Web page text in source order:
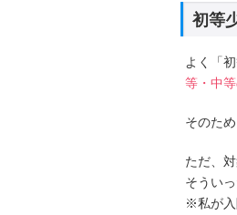
初等
よく「
等・中
そのた
ただ、
そうい
※私が入